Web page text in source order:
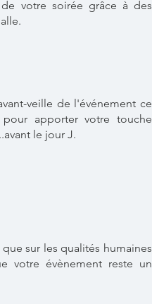
votre soirée grâce à des
veille de l'événement ce
apporter votre touche
le jour J.
sur les qualités humaines
votre évènement reste un